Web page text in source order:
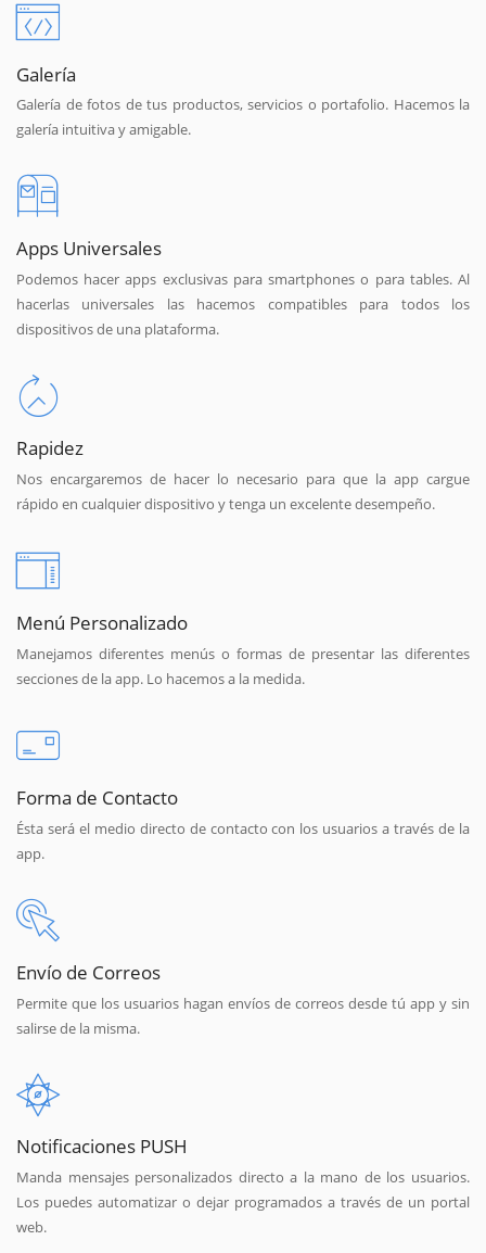
Galería
Galería de fotos de tus productos, servicios o portafolio. Hacemos la
galería intuitiva y amigable.
Apps Universales
Podemos hacer apps exclusivas para smartphones o para tables. Al
hacerlas universales las hacemos compatibles para todos los
dispositivos de una plataforma.
Rapidez
Nos encargaremos de hacer lo necesario para que la app cargue
rápido en cualquier dispositivo y tenga un excelente desempeño.
Menú Personalizado
Manejamos diferentes menús o formas de presentar las diferentes
secciones de la app. Lo hacemos a la medida.
Forma de Contacto
Ésta será el medio directo de contacto con los usuarios a través de la
app.
Envío de Correos
Permite que los usuarios hagan envíos de correos desde tú app y sin
salirse de la misma.
Notificaciones PUSH
Manda mensajes personalizados directo a la mano de los usuarios.
Los puedes automatizar o dejar programados a través de un portal
web.